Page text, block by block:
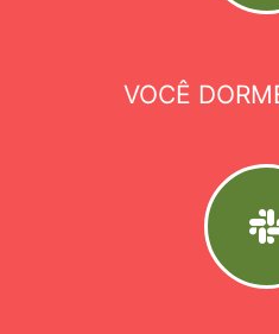
VOCÊ